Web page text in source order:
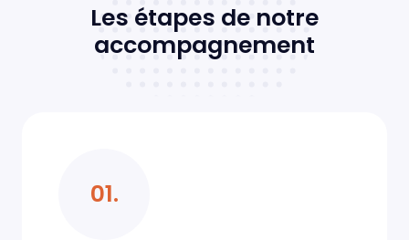
Les étapes de notre
accompagnement
01.